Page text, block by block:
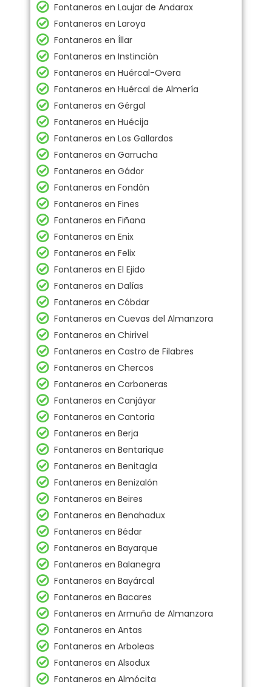
Fontaneros en Laujar de Andarax
Fontaneros en Laroya
Fontaneros en Íllar
Fontaneros en Instinción
Fontaneros en Huércal-Overa
Fontaneros en Huércal de Almería
Fontaneros en Gérgal
Fontaneros en Huécija
Fontaneros en Los Gallardos
Fontaneros en Garrucha
Fontaneros en Gádor
Fontaneros en Fondón
Fontaneros en Fines
Fontaneros en Fiñana
Fontaneros en Enix
Fontaneros en Felix
Fontaneros en El Ejido
Fontaneros en Dalías
Fontaneros en Cóbdar
Fontaneros en Cuevas del Almanzora
Fontaneros en Chirivel
Fontaneros en Castro de Filabres
Fontaneros en Chercos
Fontaneros en Carboneras
Fontaneros en Canjáyar
Fontaneros en Cantoria
Fontaneros en Berja
Fontaneros en Bentarique
Fontaneros en Benitagla
Fontaneros en Benizalón
Fontaneros en Beires
Fontaneros en Benahadux
Fontaneros en Bédar
Fontaneros en Bayarque
Fontaneros en Balanegra
Fontaneros en Bayárcal
Fontaneros en Bacares
Fontaneros en Armuña de Almanzora
Fontaneros en Antas
Fontaneros en Arboleas
Fontaneros en Alsodux
Fontaneros en Almócita